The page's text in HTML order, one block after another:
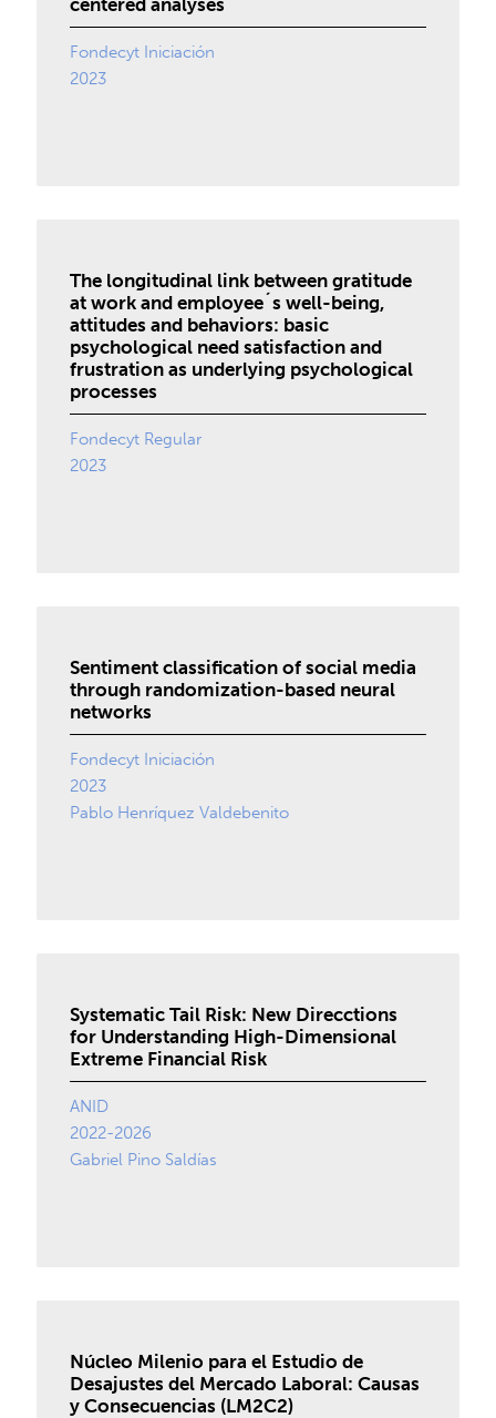
centered analyses
Fondecyt Iniciación
2023
The longitudinal link between gratitude
at work and employee´s well-being,
attitudes and behaviors: basic
psychological need satisfaction and
frustration as underlying psychological
processes
Fondecyt Regular
2023
Sentiment classification of social media
through randomization-based neural
networks
Fondecyt Iniciación
2023
Pablo Henríquez Valdebenito
Systematic Tail Risk: New Direcctions
for Understanding High-Dimensional
Extreme Financial Risk
ANID
2022-2026
Gabriel Pino Saldías
Núcleo Milenio para el Estudio de
Desajustes del Mercado Laboral: Causas
y Consecuencias (LM2C2)